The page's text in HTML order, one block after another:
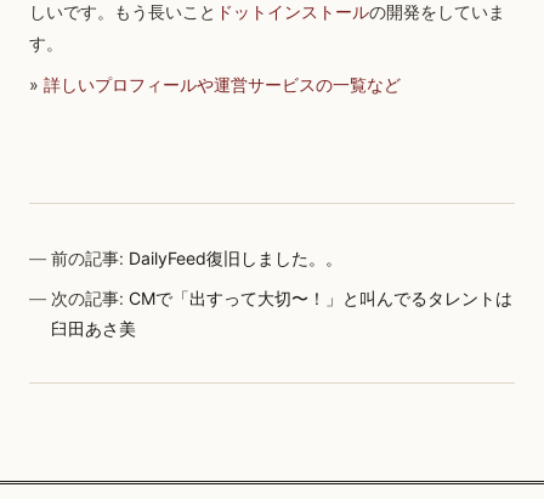
しいです。もう長いこと ドットインストールの開発をしていま
す。
» 詳しいプロフィールや運営サービスの一覧など
前の記事: DailyFeed復旧しました。。
次の記事:CMで「出すって大切〜！」と叫んでるタレントは
臼田あさ美